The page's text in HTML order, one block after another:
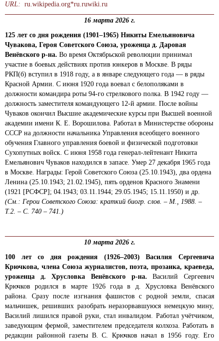
URL: ru.wikipedia.org*ru.ruwiki.ru
16 марта 2026 г.
125 лет со дня рождения (1901–1965) Никиты Емельяновича
Чувакова, Героя Советского Союза, уроженца д. Даровая
Венёвского р-на. Во время Октябрьской революции принимал
участие в боевых действиях против юнкеров в Москве. В ряды
РКП(б) вступил в 1918 году, а в январе следующего года — в ряды
Красной Армии. С июня 1920 года воевал с белополяками в
должности командира роты 94-го стрелкового полка. В 1942 году —
должность заместителя командующего 12-й армии. После войны
Чуваков окончил Высшие академические курсы при Высшей военной
академии имени К. Е. Ворошилова. Работал в Министерстве обороны
СССР на должности начальника Управления всеобщего военного
обучения Главного управления боевой и физической подготовки
Сухопутных войск. С июня 1958 года генерал-лейтенант Никита
Емельянович Чуваков находился в запасе. Умер 27 декабря 1965 года
в Москве. Награды: Герой Советского Союза (25.10.1943), два ордена
Ленина (25.10.1943; 21.02.1945), пять орденов Красного Знамени
(1921 [РСФСР]; 04.1943; 03.11.1944; 29.05.1945; 15.11.1950) и др.
(См.: Герои Советского Союза: краткий биогр. слов. – М., 1988. –
Т.2. – С. 740 – 741.)
10 марта 2026 г.
100
лет со дня рождения (1926–2003) Василия Сергеевича
Крючкова, члена Союза журналистов, поэта, прозаика, краеведа,
уроженца д. Хрусловка Венёвского р-на. Василий Сергеевич
Крючков родился в марте 1926 года в д. Хрусловка Венёвского
района. Сразу после изгнания фашистов с родной земли, спасая
мальчишек, решивших разобрать неразорвавшуюся немецкую мину,
Василий лишился правой руки, стал инвалидом. Работал учётчиком,
заведующим фермой, заместителем председателя колхоза. Работать в
редакции районной газеты В. С. Крючков начал в 1956 году. Его